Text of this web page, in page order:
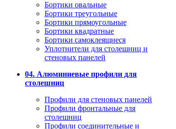
Бортики овальные
Бортики треугольные
Бортики прямоугольные
Бортики квадратные
Бортики самоклеящиеся
Уплотнители для столешниц и
стеновых панелей
04. Алюминиевые профили для
столешниц
Профили для стеновых панелей
Профили фронтальные для
столешниц
Профили соединительные и